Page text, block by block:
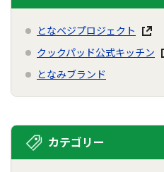
となベジプロジェクト
クックパッド公式キッチン
となみブランド
カテゴリー